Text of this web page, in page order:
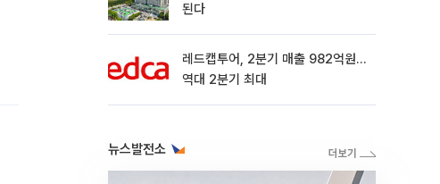
된다
레드캡투어, 2분기 매출 982억원…
역대 2분기 최대
뉴스발전소